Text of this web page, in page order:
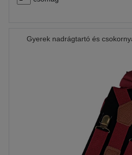
Gyerek nadrágtartó és